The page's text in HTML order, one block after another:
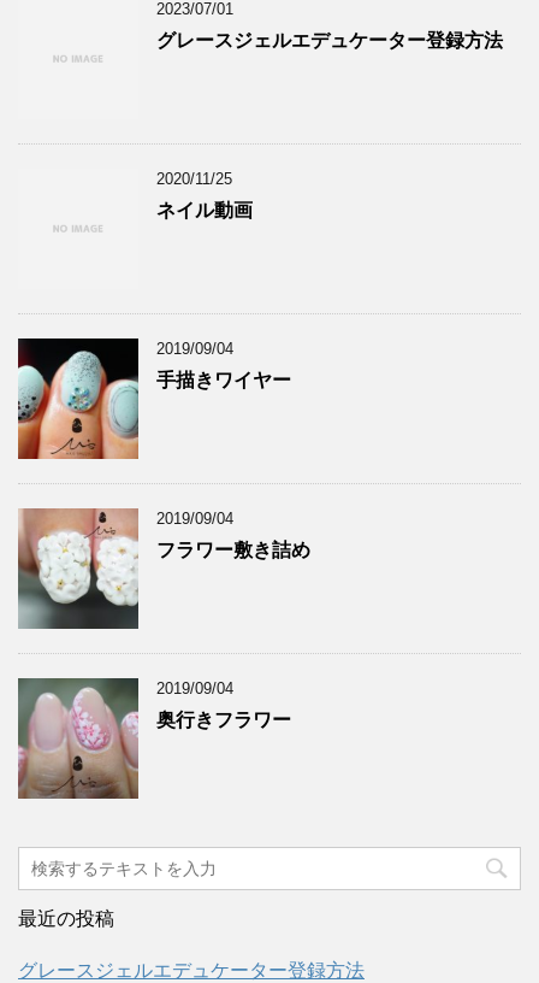
2023/07/01
グレースジェルエデュケーター登録方法
2020/11/25
ネイル動画
2019/09/04
手描きワイヤー
2019/09/04
フラワー敷き詰め
2019/09/04
奥行きフラワー
最近の投稿
グレースジェルエデュケーター登録方法